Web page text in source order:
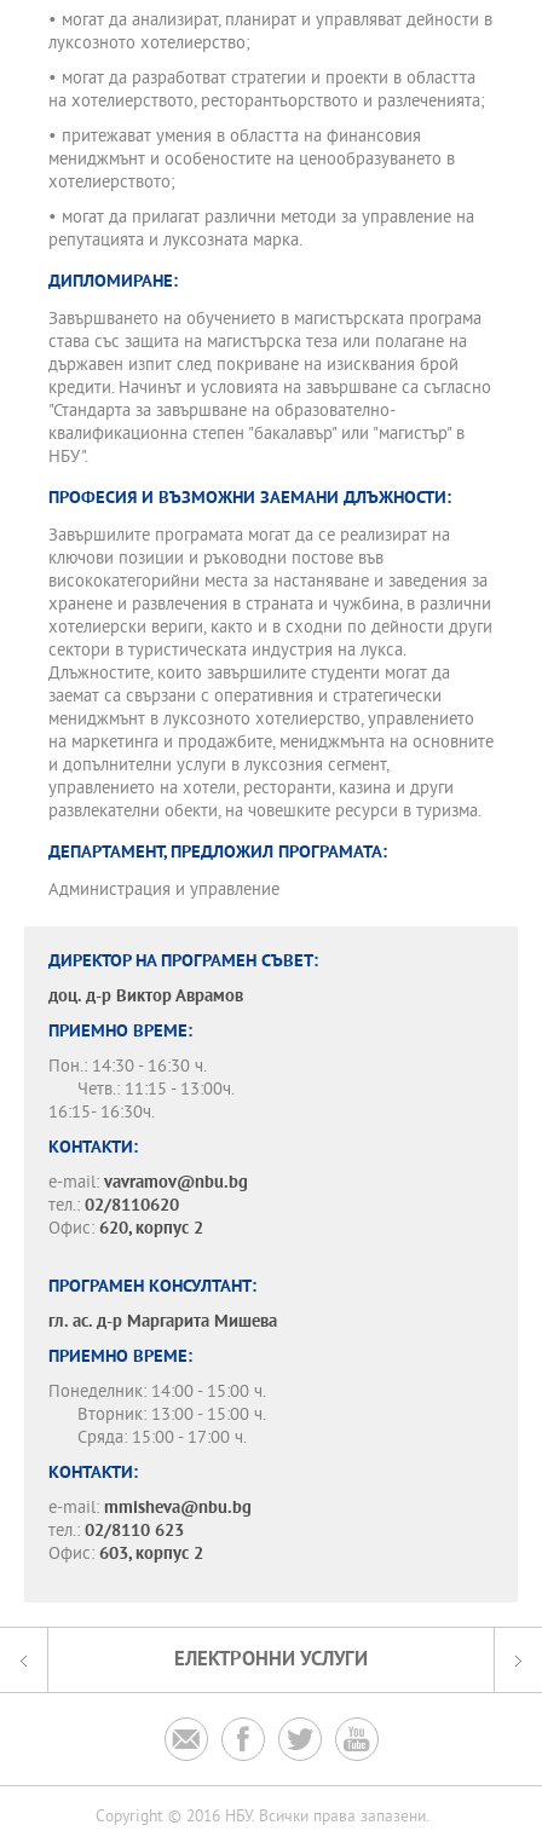
• могат да анализират, планират и управляват дейности в
луксозното хотелиерство;
• могат да разработват стратегии и проекти в областта
на хотелиерството, ресторантьорството и разлеченията;
• притежават умения в областта на финансовия
мениджмънт и особеностите на ценообразуването в
хотелиерството;
• могат да прилагат различни методи за управление на
репутацията и луксозната марка.
ДИПЛОМИРАНЕ:
Завършването на обучението в магистърската програма
става със защита на магистърска теза или полагане на
държавен изпит след покриване на изисквания брой
кредити. Начинът и условията на завършване са съгласно
"Стандарта за завършване на образователно-
квалификационна степен "бакалавър" или "магистър" в
НБУ".
ПРОФЕСИЯ И ВЪЗМОЖНИ ЗАЕМАНИ ДЛЪЖНОСТИ:
Завършилите програмата могат да се реализират на
ключови позиции и ръководни постове във
висококатегорийни места за настаняване и заведения за
хранене и развлечения в страната и чужбина, в различни
хотелиерски вериги, както и в сходни по дейности други
сектори в туристическата индустрия на лукса.
Длъжностите, които завършилите студенти могат да
заемат са свързани с оперативния и стратегически
мениджмънт в луксозното хотелиерство, управлението
на маркетинга и продажбите, мениджмънта на основните
и допълнителни услуги в луксозния сегмент,
управлението на хотели, ресторанти, казина и други
развлекателни обекти, на човешките ресурси в туризма.
ДЕПАРТАМЕНТ, ПРЕДЛОЖИЛ ПРОГРАМАТА:
Администрация и управление
ДИРЕКТОР НА ПРОГРАМЕН СЪВЕТ:
доц. д-р Виктор Аврамов
ПРИЕМНО ВРЕМЕ:
Пон.: 14:30 - 16:30 ч.
Четв.: 11:15 - 13:00ч.
16:15- 16:30ч.
КОНТАКТИ:
e-mail: vavramov@nbu.bg
тел.: 02/8110620
Офис: 620, корпус 2
ПРОГРАМЕН КОНСУЛТАНТ:
гл. ас. д-р Маргарита Мишева
ПРИЕМНО ВРЕМЕ:
Понеделник: 14:00 - 15:00 ч.
Вторник: 13:00 - 15:00 ч.
Сряда: 15:00 - 17:00 ч.
КОНТАКТИ:
e-mail: mmisheva@nbu.bg
тел.: 02/8110 623
Офис: 603, корпус 2
ЕЛЕКТРОННИ УСЛУГИ
   
Copyright © 2016 НБУ. Всички права запазени.